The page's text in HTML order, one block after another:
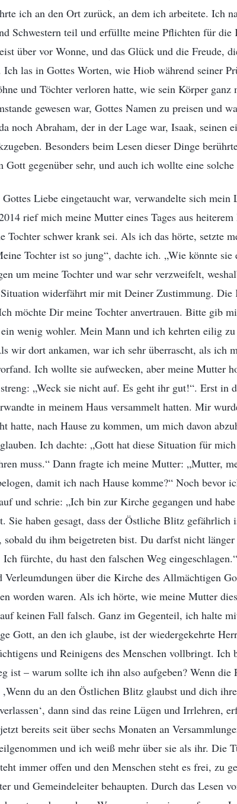
ich an den Ort zurück, an dem ich arbeitete. Ich
Schwestern teil und erfüllte meine Pflichten für die
über vor Wonne, und das Glück und die Freude,
las in Gottes Worten, wie Hiob während seiner
und Töchter verloren hatte, wie sein Körper ganz
gewesen war, Gottes Namen zu preisen und
noch Abraham, der in der Lage war, Isaak, seinen
Besonders beim Lesen dieser Dinge
gegenüber sehr, und auch ich wollte eine solche
Liebe eingetaucht war, verwandelte sich
rief mich meine Mutter eines Tages aus
Tochter schwer krank sei. Als ich das hörte, setzte
Tochter ist so jung“, dachte ich. „Wie könnte
um meine Tochter und war sehr verzweifelt,
widerfährt mir mit Deiner Zustimmung. Die
möchte Dir meine Tochter anvertrauen. Bitte gib
wenig wohler. Mein Mann und ich kehrten eilig zu
wir dort ankamen, war ich sehr überrascht, als ich
Ich wollte sie aufwecken, aber meine Mutter
„Weck sie nicht auf. Es geht ihr gut!“. Erst in
in meinem Haus versammelt hatten. Mir
hatte, nach Hause zu kommen, um mich davon
Ich dachte: „Gott hat diese Situation für
muss.“ Dann fragte ich meine Mutter: „Mutter,
damit ich nach Hause komme?“ Noch bevor
und schrie: „Ich bin zur Kirche gegangen und
Sie haben gesagt, dass der Östliche Blitz gefährlich
sobald du ihm beigetreten bist. Du darfst nicht
Ich fürchte, du hast den falschen Weg
Verleumdungen über die Kirche des Allmächtigen
worden waren. Als ich hörte, wie meine Mutter
keinen Fall falsch. Ganz im Gegenteil, ich halte
Gott, an den ich glaube, ist der wiedergekehrte
und Reinigens des Menschen vollbringt. Ich
ist – warum sollte ich ihn also aufgeben? Wenn die
,Wenn du an den Östlichen Blitz glaubst und dich
dann sind das reine Lügen und Irrlehren,
bereits seit über sechs Monaten an
und ich weiß mehr über sie als ihr. Die
immer offen und den Menschen steht es frei, zu
und Gemeindeleiter behaupten. Durch das Lesen